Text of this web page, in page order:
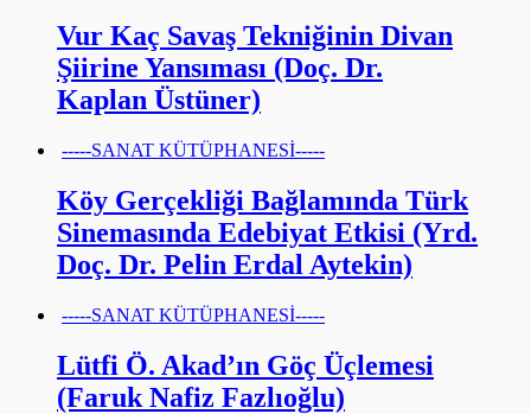
Vur Kaç Savaş Tekniğinin Divan
Şiirine Yansıması (Doç. Dr.
Kaplan Üstüner)
-----SANAT KÜTÜPHANESİ-----
Köy Gerçekliği Bağlamında Türk
Sinemasında Edebiyat Etkisi (Yrd.
Doç. Dr. Pelin Erdal Aytekin)
-----SANAT KÜTÜPHANESİ-----
Lütfi Ö. Akad’ın Göç Üçlemesi
(Faruk Nafiz Fazlıoğlu)